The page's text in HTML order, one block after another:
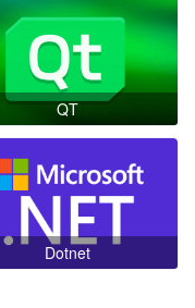
QT
Dotnet